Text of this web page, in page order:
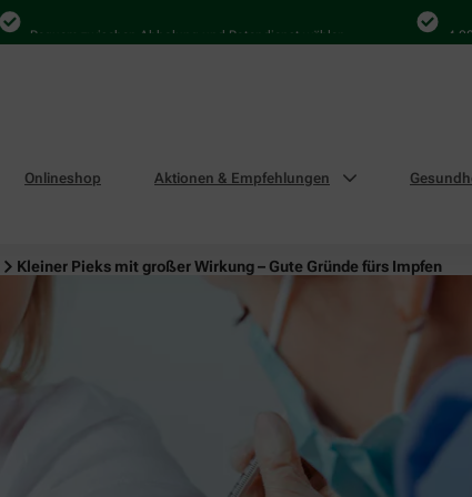
Bequem zwischen Abholung und Botendienst wählen 4.000
Onlineshop Aktionen & Empfehlungen
Kleiner Pieks mit großer Wirkung – Gute Gründe fürs Impfen